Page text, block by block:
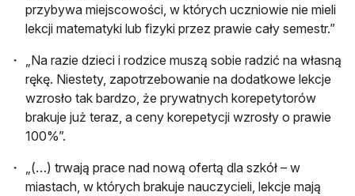
przybywa miejscowości, w których uczniowie nie mieli
lekcji matematyki lub fizyki przez prawie cały semestr.”
„Na razie dzieci i rodzice muszą sobie radzić na własną
rękę. Niestety, zapotrzebowanie na dodatkowe lekcje
wzrosło tak bardzo, że prywatnych korepetytorów
brakuje już teraz, a ceny korepetycji wzrosły o prawie
100%”.
„(…) trwają prace nad nową ofertą dla szkół – w
miastach, w których brakuje nauczycieli, lekcje mają